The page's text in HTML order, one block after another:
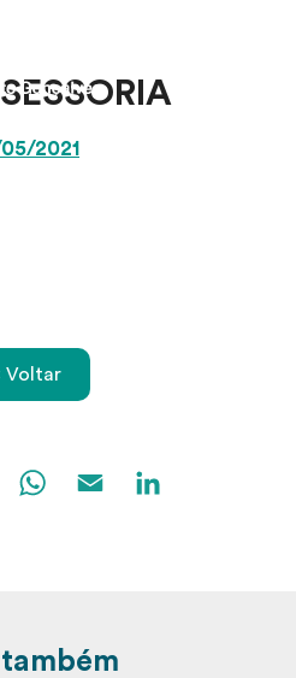
2021
Voltar
Facebook
WhatsApp
Email